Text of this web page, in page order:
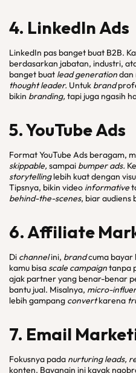
4. LinkedIn Ads
LinkedIn pas banget buat B2B.
berdasarkan jabatan, industri,
banget buat lead generationdan
thought leader. Untuk brand
bikin branding, tapi juga ngasih
5. YouTubeAds
Format YouTube Ads beragam,
skippable, sampai bumper ads.
storytellinglebih kuat dengan
Tipsnya, bikin video informative
behind-the-scenes, biar audiens
6. Affiliate
Di channelini, brandcuma bayar
kamu bisa scale campaigntanpa
ajak partner yang benar-benar
bantu jual. Misalnya, micro-
lebih gampang convertkarena
7. Email
Fokusnya pada nurturing leads,
konten. Bayangin ini kayak